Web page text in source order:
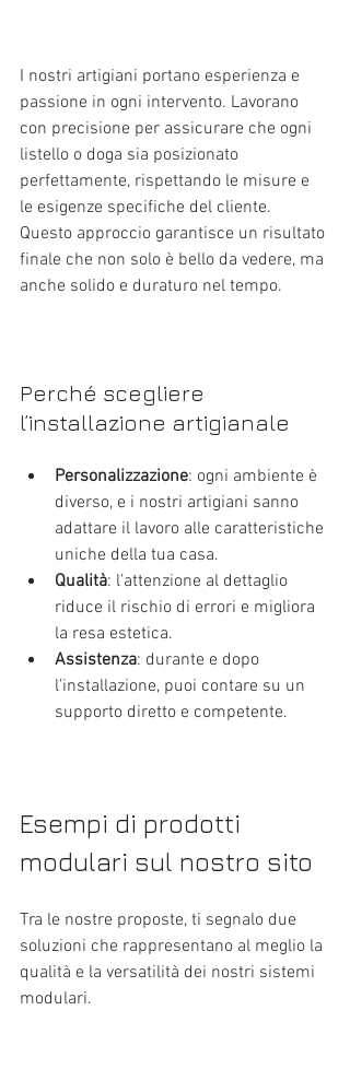
I nostri artigiani portano esperienza e
passione in ogni intervento. Lavorano
con precisione per assicurare che ogni
listello o doga sia posizionato
perfettamente, rispettando le misure e
le esigenze specifiche del cliente.
Questo approccio garantisce un risultato
finale che non solo è bello da vedere, ma
anche solido e duraturo nel tempo.
Perché scegliere
l’installazione artigianale
Personalizzazione: ogni ambiente è
diverso, e i nostri artigiani sanno
adattare il lavoro alle caratteristiche
uniche della tua casa.
Qualità: l’attenzione al dettaglio
riduce il rischio di errori e migliora
la resa estetica.
Assistenza: durante e dopo
l’installazione, puoi contare su un
supporto diretto e competente.
Esempi di prodotti
modulari sul nostro sito
Tra le nostre proposte, ti segnalo due
soluzioni che rappresentano al meglio la
qualità e la versatilità dei nostri sistemi
modulari.